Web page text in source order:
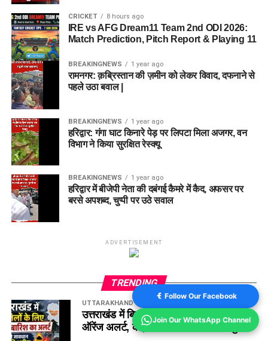
CRICKET 8 hours ago
IRE vs AFG Dream11 Team 2nd ODI 2026:
Match Prediction, Pitch Report & Playing 11
BREAKINGNEWS 1 year ago
रामनगर: क़ब्रिस्तान की ज़मीन को लेकर विवाद, दफनाने से
पहले उठा बवाल |
BREAKINGNEWS 1 year ago
हरिद्वार: गंगा घाट किनारे पेड़ पर लिपटा मिला अजगर, वन
विभाग ने किया सुरक्षित रेस्क्यू
BREAKINGNEWS 1 year ago
हरिद्वार में बीजेपी नेता की दबंगई कैमरे में कैद, अफसर पर
बरसे अपशब्द, चुप्पी पर उठे सवाल
ADVERTISEMENT
TRENDING
UTTARAKHAND WEATHER
उत्तराखंड में बिगड़ा रहेगा मौसम, 3 जिलों के लिए
ऑरेंज अलर्ट, कई जगह भारी बारिश का अनुमान
Follow Our Facebook
Join Our WhatsApp Channel